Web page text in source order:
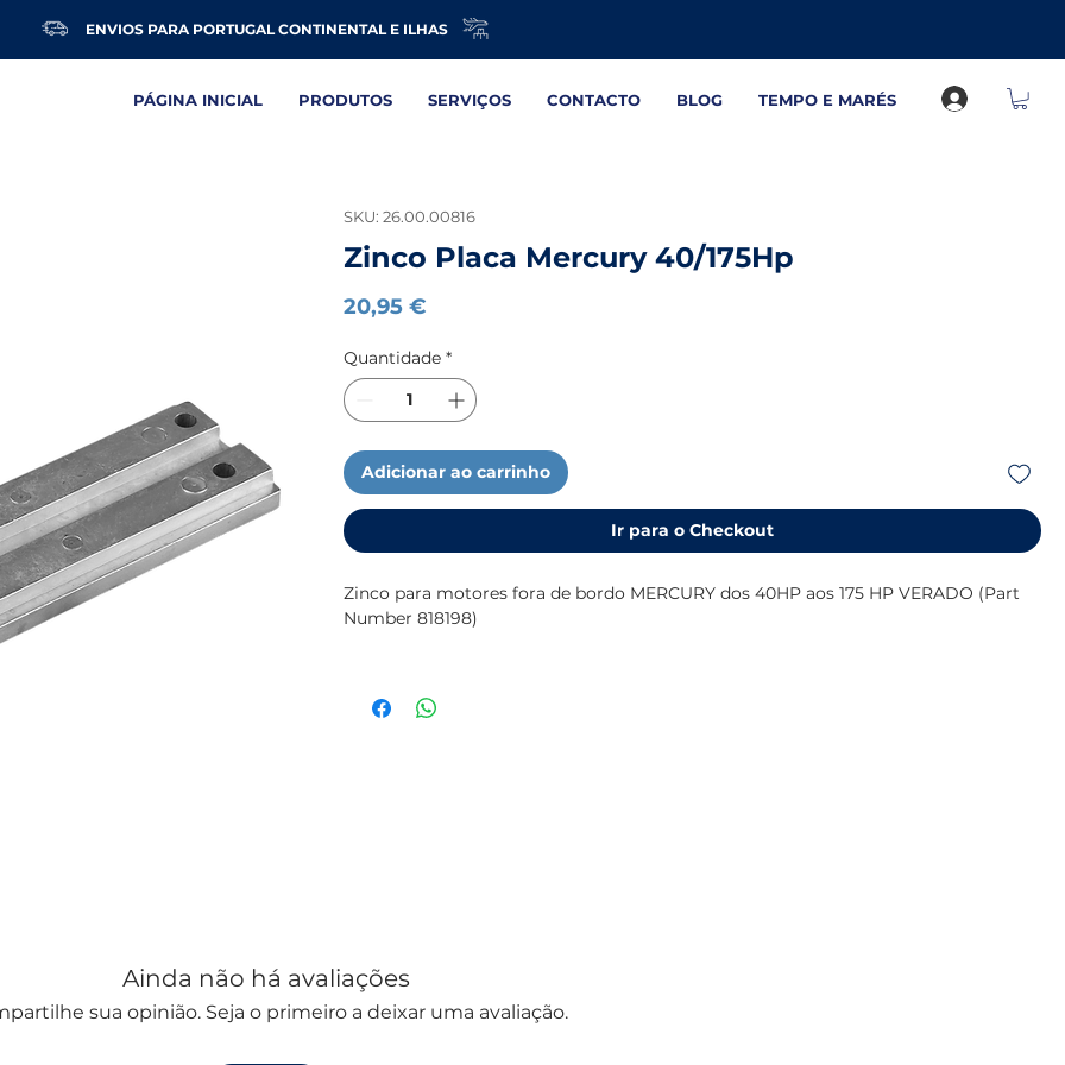
ENVIOS PARA PORTUGAL CONTINENTAL E ILHAS
PÁGINA INICIAL PRODUTOS SERVIÇOS CONTACTO BLOG TEMPO E MARÉS
SKU: 26.00.00816
Zinco Placa Mercury 40/175Hp
20,95 €
Quantidade *
Adicionar ao carrinho
Ir para o Checkout
Zinco para motores fora de bordo MERCURY dos 40HP aos 175 HP VERADO (Part
Number 818198)
TECNOSEAL
Ainda não há avaliações
sua opinião. Seja o primeiro a deixar uma avaliação.